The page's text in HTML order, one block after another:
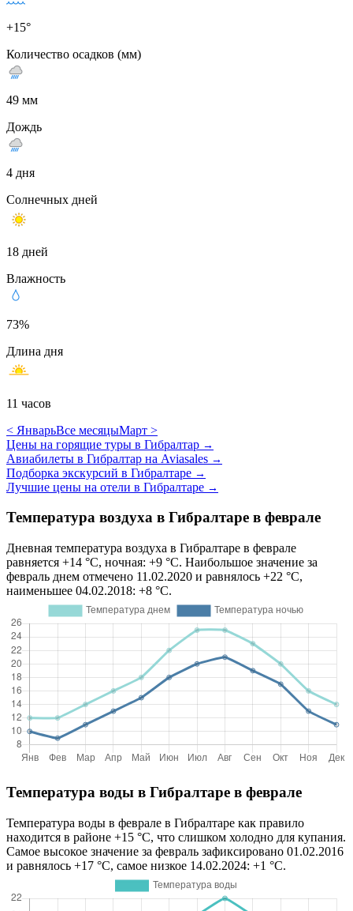
+15°
Количество осадков (мм)
49 мм
Дождь
4 дня
Солнечных дней
18 дней
Влажность
73%
Длина дня
11 часов
< ЯнварьВсе месяцыМарт >
Цены на горящие туры в Гибралтар →
Авиабилеты в Гибралтар на Aviasales →
Подборка экскурсий в Гибралтаре →
Лучшие цены на отели в Гибралтаре →
Температура воздуха в Гибралтаре в феврале
Дневная температура воздуха в Гибралтаре в феврале
равняется +14 °C, ночная: +9 °C. Наибольшое значение за
февраль днем отмечено 11.02.2020 и равнялось +22 °C,
наименьшее 04.02.2018: +8 °C.
Температура воды в Гибралтаре в феврале
Температура воды в феврале в Гибралтаре как правило
находится в районе +15 °C, что слишком холодно для купания.
Самое высокое значение за февраль зафиксировано 01.02.2016
и равнялось +17 °C, самое низкое 14.02.2024: +1 °C.